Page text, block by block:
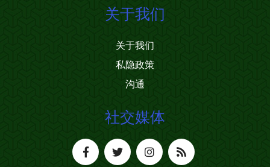
关于我们
关于我们
私隐政策
沟通
社交媒体